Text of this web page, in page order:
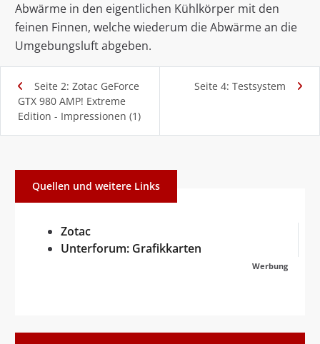
Abwärme in den eigentlichen Kühlkörper mit den
feinen Finnen, welche wiederum die Abwärme an die
Umgebungsluft abgeben.
Seite 2: Zotac GeForce
GTX 980 AMP! Extreme
Edition - Impressionen (1)
Seite 4: Testsystem
Quellen und weitere Links
Zotac
Unterforum: Grafikkarten
Werbung